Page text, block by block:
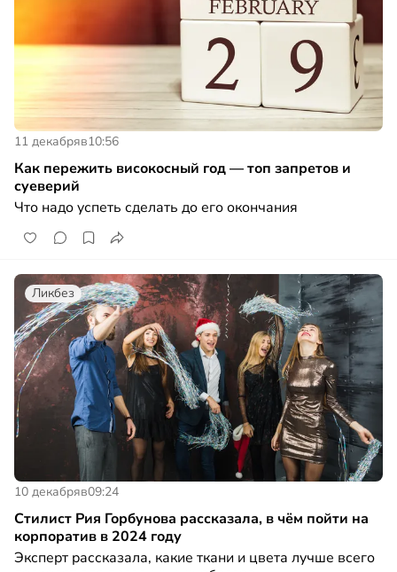
11 декабряв10:56
Как пережить високосный год — топ запретов и
суеверий
Что надо успеть сделать до его окончания
Ликбез
10 декабряв09:24
Стилист Рия Горбунова рассказала, в чём пойти на
корпоратив в 2024 году
Эксперт рассказала, какие ткани и цвета лучше всего